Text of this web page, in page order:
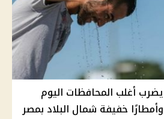
يضرب أغلب المحافظات اليوم
وأمطارًا خفيفة شمال البلاد بمصر